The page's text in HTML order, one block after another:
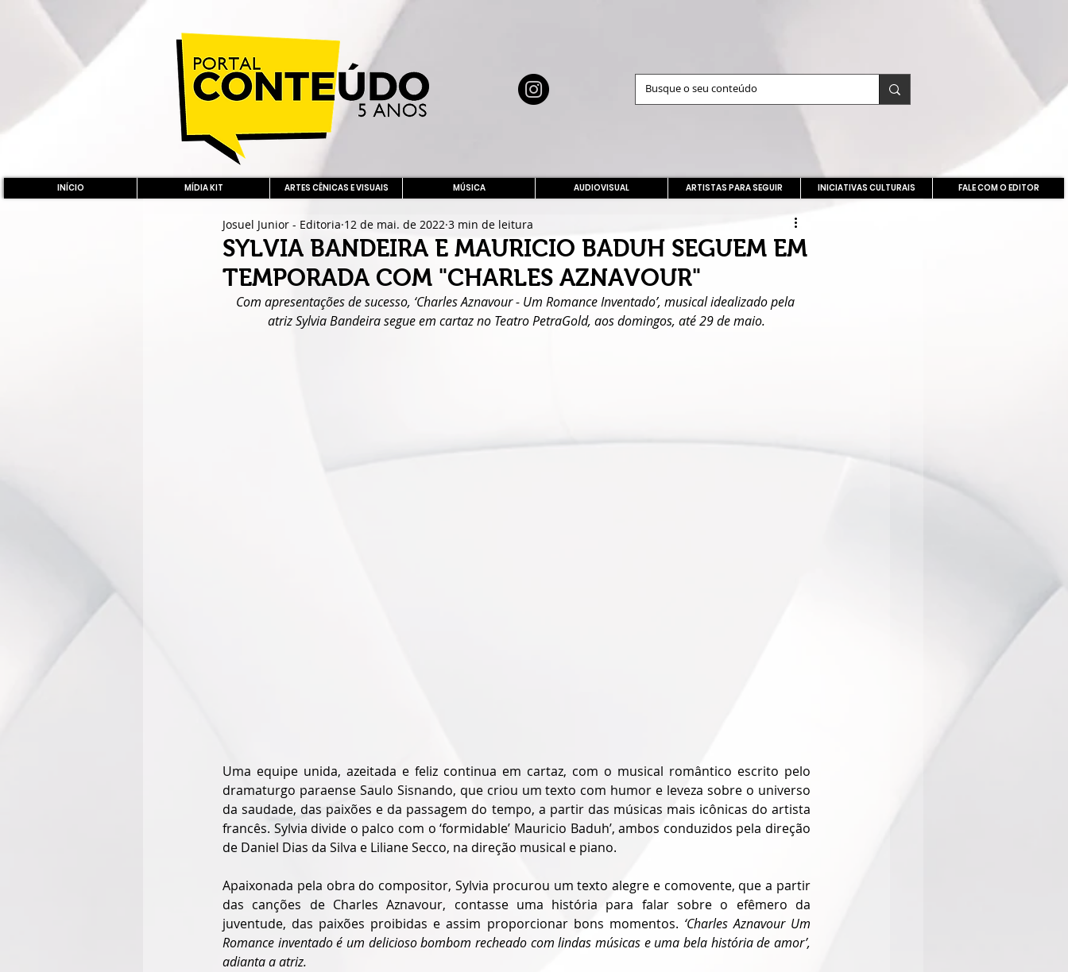
INÍCIO MÍDIA KIT ARTES CÊNICAS E VISUAIS MÚSICA AUDIOVISUAL ARTISTAS PARA SEGUIR INICIATIVAS CULTURAIS FALE COM O EDITOR
SYLVIA BANDEIRA E MAURICIO BADUH SEGUEM EM
TEMPORADA COM "CHARLES AZNAVOUR"
Josuel Junior - Editoria 12 de mai. de 2022 3 min de leitura
Com apresentações de sucesso, ‘Charles Aznavour - Um Romance Inventado’, musical idealizado pela
atriz Sylvia Bandeira segue em cartaz no Teatro PetraGold, aos domingos, até 29 de maio.
Uma equipe unida, azeitada e feliz continua em cartaz, com o musical romântico escrito pelo
dramaturgo paraense Saulo Sisnando, que criou um texto com humor e leveza sobre o universo
da saudade, das paixões e da passagem do tempo, a partir das músicas mais icônicas do artista
francês. Sylvia divide o palco com o ‘formidable’ Mauricio Baduh’, ambos conduzidos pela direção
de Daniel Dias da Silva e Liliane Secco, na direção musical e piano.
Apaixonada pela obra do compositor, Sylvia procurou um texto alegre e comovente, que a partir
das canções de Charles Aznavour, contasse uma história para falar sobre o efêmero da
juventude, das paixões proibidas e assim proporcionar bons momentos. ‘Charles Aznavour Um
Romance inventado é um delicioso bombom recheado com lindas músicas e uma bela história de amor’,
adianta a atriz.